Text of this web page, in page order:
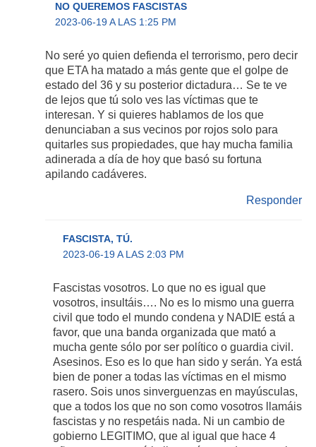
NO QUEREMOS FASCISTAS
2023-06-19 A LAS 1:25 PM
No seré yo quien defienda el terrorismo, pero decir
que ETA ha matado a más gente que el golpe de
estado del 36 y su posterior dictadura… Se te ve
de lejos que tú solo ves las víctimas que te
interesan. Y si quieres hablamos de los que
denunciaban a sus vecinos por rojos solo para
quitarles sus propiedades, que hay mucha familia
adinerada a día de hoy que basó su fortuna
apilando cadáveres.
Responder
FASCISTA, TÚ.
2023-06-19 A LAS 2:03 PM
Fascistas vosotros. Lo que no es igual que
vosotros, insultáis…. No es lo mismo una guerra
civil que todo el mundo condena y NADIE está a
favor, que una banda organizada que mató a
mucha gente sólo por ser político o guardia civil.
Asesinos. Eso es lo que han sido y serán. Ya está
bien de poner a todas las víctimas en el mismo
rasero. Sois unos sinverguenzas en mayúsculas,
que a todos los que no son como vosotros llamáis
fascistas y no respetáis nada. Ni un cambio de
gobierno LEGITIMO, que al igual que hace 4